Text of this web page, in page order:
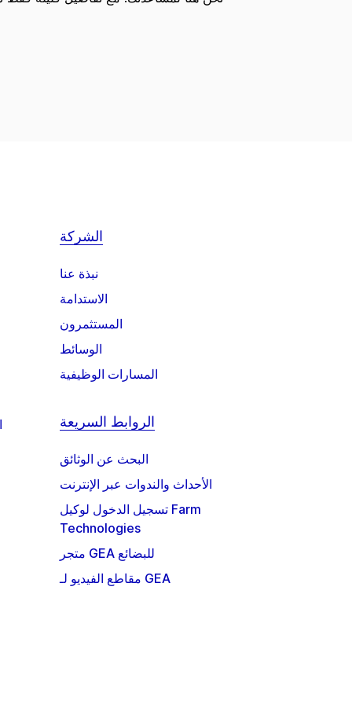
الشركة
نبذة عنا
الاستدامة
المستثمرون
الوسائط
المسارات الوظيفية
الروابط السريعة
البحث عن الوثائق
الأحداث والندوات عبر الإنترنت
تسجيل الدخول لوكيل Farm
Technologies
متجر GEA للبضائع
مقاطع الفيديو لـ GEA